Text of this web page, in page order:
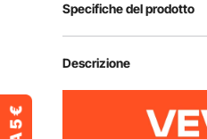
Specifiche del prodotto
Numero modello articolo
Area di copertura
Descrizione